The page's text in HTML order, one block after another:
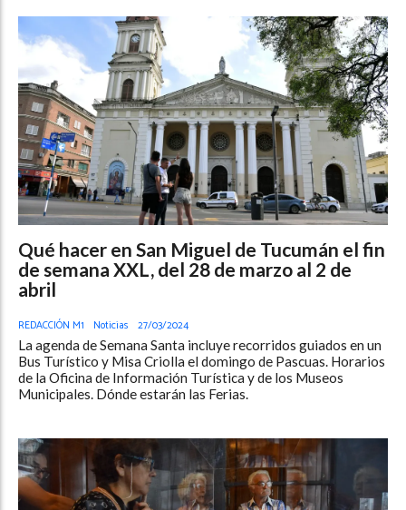
Qué hacer en San Miguel de Tucumán el fin
de semana XXL, del 28 de marzo al 2 de
abril
REDACCIÓN M1 Noticias 27/03/2024
La agenda de Semana Santa incluye recorridos guiados en un
Bus Turístico y Misa Criolla el domingo de Pascuas. Horarios
de la Oficina de Información Turística y de los Museos
Municipales. Dónde estarán las Ferias.